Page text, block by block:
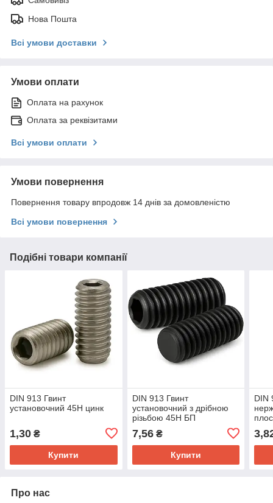
Нова Пошта
Всі умови доставки
Умови оплати
Оплата на рахунок
Оплата за реквізитами
Всі умови оплати
Умови повернення
Повернення товару впродовж 14 днів за домовленістю
Всі умови повернення
Подібні товари компанії
DIN 913 Гвинт
установочний 45H цинк
1,30 ₴
Купити
DIN 913 Гвинт
установочний з дрібною
різьбою 45H БП
7,56₴
Купити
DIN
Про нас